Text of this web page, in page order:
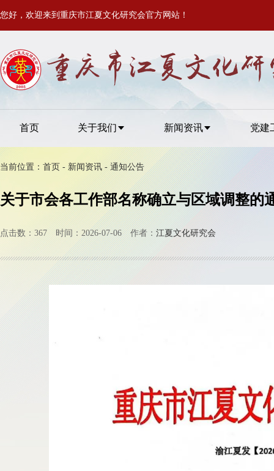
您好，欢迎来到重庆市江夏文化研究会官方网站！
首页 关于我们 新闻资讯 党建
当前位置： 首页 - 新闻资讯 -通知公告
关于市会各工作部名称确立与区域调整的
点击数：367 时间：2026-07-06 作者： 江夏文化研究会